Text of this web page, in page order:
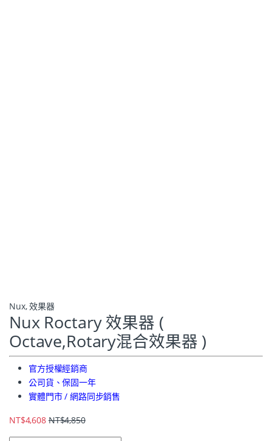
Nux,效果器
Nux Roctary 效果器 (
Octave,Rotary混合效果器 )
官方授權經銷商
公司貨、保固一年
實體門市 / 網路同步銷售
NT$4,608 NT$4,850